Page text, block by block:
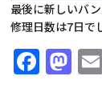
最後に新しいバ
修理日数は7日で